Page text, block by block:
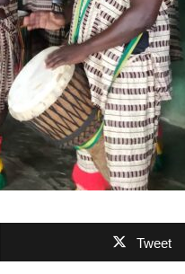
Tweet